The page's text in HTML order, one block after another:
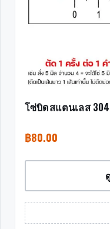
โซ่บิดสแตนเลส
฿80.00